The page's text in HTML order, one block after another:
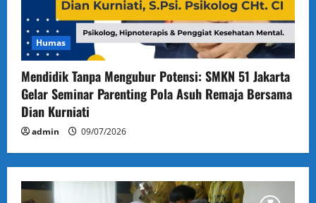
Humas
Mendidik Tanpa Mengubur Potensi: SMKN 51 Jakarta
Gelar Seminar Parenting Pola Asuh Remaja Bersama
Dian Kurniati
admin 09/07/2026